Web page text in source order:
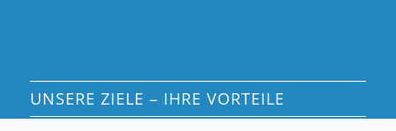
UNSERE ZIELE – IHRE VORTEILE